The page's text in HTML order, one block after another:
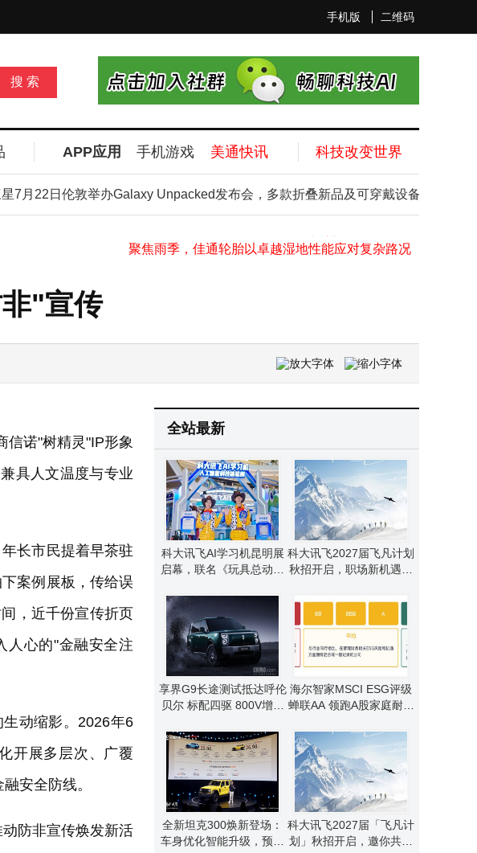
手机版 二维码
APP应用 手机游戏 美通快讯 科技改变世界
月22日伦敦举办Galaxy Unpacked发布会，多款折叠新品及可穿戴设备将亮相
安美德推进老挝纳磨智慧生态新城建设 拓展中国--东盟产业合作新空间
太太乐开展2026年安全生产月系列活动 持续深化全员安全文化建设
聚焦雨季，佳通轮胎以卓越湿地性能应对复杂路况
安美德推进老挝纳磨智慧生态新城建设 拓展中国--东盟产业合作新空间
德科集团调研全球2000名高管：企业AI愿景与组织就绪度差距日趋扩大
"宣传
信诺"树精灵"IP形象
具人文温度与专业
长市民提着早茶驻
案例展板，传给误
，近千份宣传折页
人心的"金融安全注
动缩影。2026年6
开展多层次、广覆
安全防线。
防非宣传焕发新活
全站最新
科大讯飞AI学习机昆明展
启幕，联名《玩具总动员
之旅
科大讯飞2027届飞凡计划
秋招开启，职场新机遇等
享界G9长途测试抵达呼伦
贝尔 标配四驱 800V增程
海尔智家MSCI ESG评级
蝉联AA 领跑A股家庭耐用
第一
全新坦克300焕新登场：
车身优化智能升级，预售
科大讯飞2027届「飞凡计
划」秋招开启，邀你共赴